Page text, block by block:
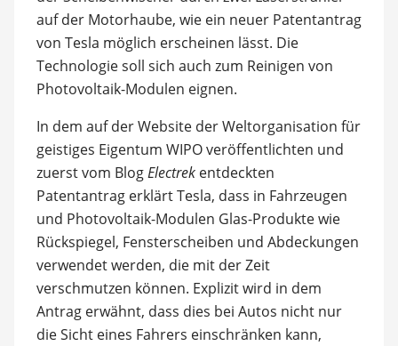
auf der Motorhaube, wie ein neuer Patentantrag
von Tesla möglich erscheinen lässt. Die
Technologie soll sich auch zum Reinigen von
Photovoltaik-Modulen eignen.
In dem auf der Website der Weltorganisation für
geistiges Eigentum WIPO veröffentlichten und
zuerst vom BlogElectrekentdeckten
Patentantrag erklärt Tesla, dass in Fahrzeugen
und Photovoltaik-Modulen Glas-Produkte wie
Rückspiegel, Fensterscheiben und Abdeckungen
verwendet werden, die mit der Zeit
verschmutzen können. Explizit wird in dem
Antrag erwähnt, dass dies bei Autos nicht nur
die Sicht eines Fahrers einschränken kann,